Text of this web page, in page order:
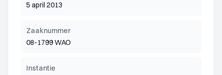
5 april 2013
Zaaknummer
08-1799 WAO
Instantie